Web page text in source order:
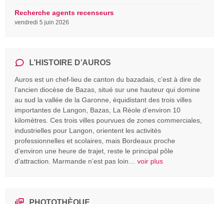
Recherche agents recenseurs
vendredi 5 juin 2026
L’HISTOIRE D’AUROS
Auros est un chef-lieu de canton du bazadais, c’est à dire de
l’ancien diocèse de Bazas, situé sur une hauteur qui domine
au sud la vallée de la Garonne, équidistant des trois villes
importantes de Langon, Bazas, La Réole d’environ 10
kilomètres. Ces trois villes pourvues de zones commerciales,
industrielles pour Langon, orientent les activités
professionnelles et scolaires, mais Bordeaux proche
d’environ une heure de trajet, reste le principal pôle
d’attraction. Marmande n’est pas loin… voir plus
PHOTOTHÈQUE